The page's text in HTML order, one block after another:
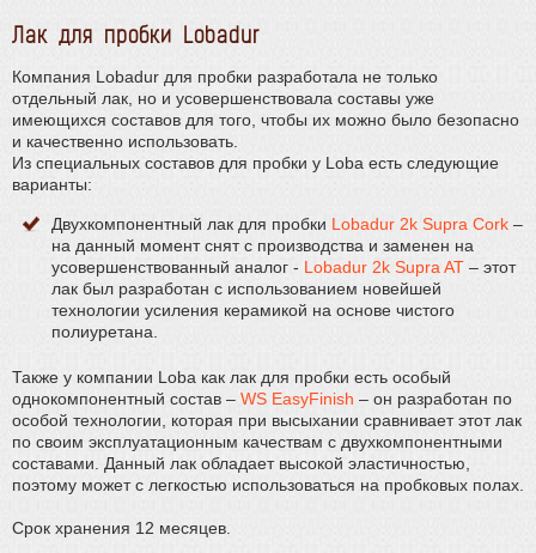
Лак для пробки Lobadur
Компания Lobadur для пробки разработала не только
отдельный лак, но и усовершенствовала составы уже
имеющихся составов для того, чтобы их можно было безопасно
и качественно использовать.
Из специальных составов для пробки у Loba есть следующие
варианты:
Двухкомпонентный лак для пробки Lobadur 2k Supra Cork –
на данный момент снят с производства и заменен на
усовершенствованный аналог - Lobadur 2k Supra AT – этот
лак был разработан с использованием новейшей
технологии усиления керамикой на основе чистого
полиуретана.
Также у компании Loba как лак для пробки есть особый
однокомпонентный состав – WS EasyFinish – он разработан по
особой технологии, которая при высыхании сравнивает этот лак
по своим эксплуатационным качествам с двухкомпонентными
составами. Данный лак обладает высокой эластичностью,
поэтому может с легкостью использоваться на пробковых полах.
Срок хранения 12 месяцев.